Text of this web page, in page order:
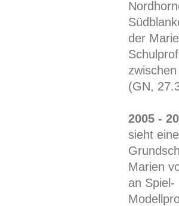
der
(GN,
2005 -
sieht
Marien
an Spiel-